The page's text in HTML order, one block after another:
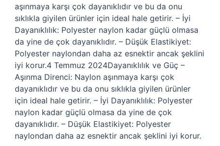
aşınmaya karşı çok dayanıklıdır ve bu da onu
sıklıkla giyilen ürünler için ideal hale getirir. – İyi
Dayanıklılık: Polyester naylon kadar güçlü olmasa
da yine de çok dayanıklıdır. – Düşük Elastikiyet:
Polyester naylondan daha az esnektir ancak şeklini
iyi korur.4 Temmuz 2024Dayanıklılık ve Güç –
Aşınma Direnci: Naylon aşınmaya karşı çok
dayanıklıdır ve bu da onu sıklıkla giyilen ürünler
için ideal hale getirir. – İyi Dayanıklılık: Polyester
naylon kadar güçlü olmasa da yine de çok
dayanıklıdır. – Düşük Elastikiyet: Polyester
naylondan daha az esnektir ancak şeklini iyi korur.